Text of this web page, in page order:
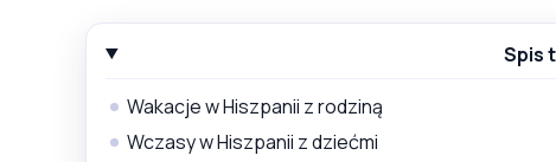
Spis
Wakacje w Hiszpanii z rodziną
Wczasy w Hiszpanii z dziećmi